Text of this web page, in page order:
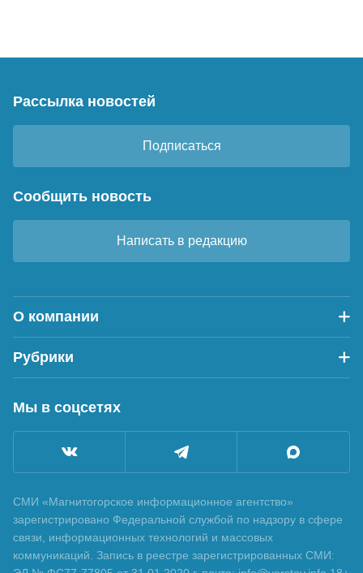
Рассылка новостей
Подписаться
Сообщить новость
Написать в редакцию
О компании
Рубрики
Мы в соцсетях
СМИ «Магнитогорское информационное агентство»
зарегистрировано Федеральной службой по надзору в сфере
связи, информационных технологий и массовых
коммуникаций. Запись в реестре зарегистрированных СМИ: